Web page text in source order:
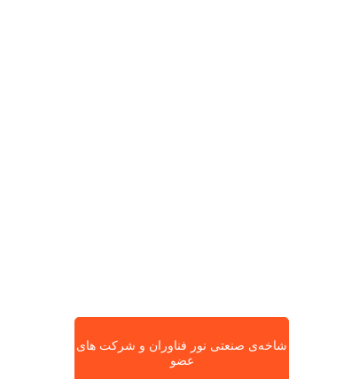
شاخه‌ی صنعتی نور فناوران و شرکت های
عضو